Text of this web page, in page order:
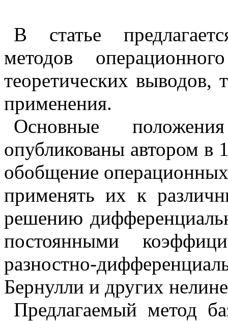
В статье
методов
теоретических выводов,
применения.
Основные
опубликованы автором в
обобщение
применять их к
решению
постоянными
разностно-
Бернулли и других
Предлагаемый метод